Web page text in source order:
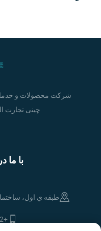
شرکت محصولات و
چینی تجارت
با ما
طبقه ي اول، ساختمان 77، منطقه ي 1 چوشان،
+86-13306896932